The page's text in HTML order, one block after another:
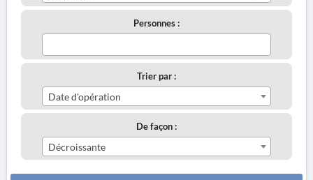
Personnes :
Trier par :
Date d'opération
De façon :
Décroissante